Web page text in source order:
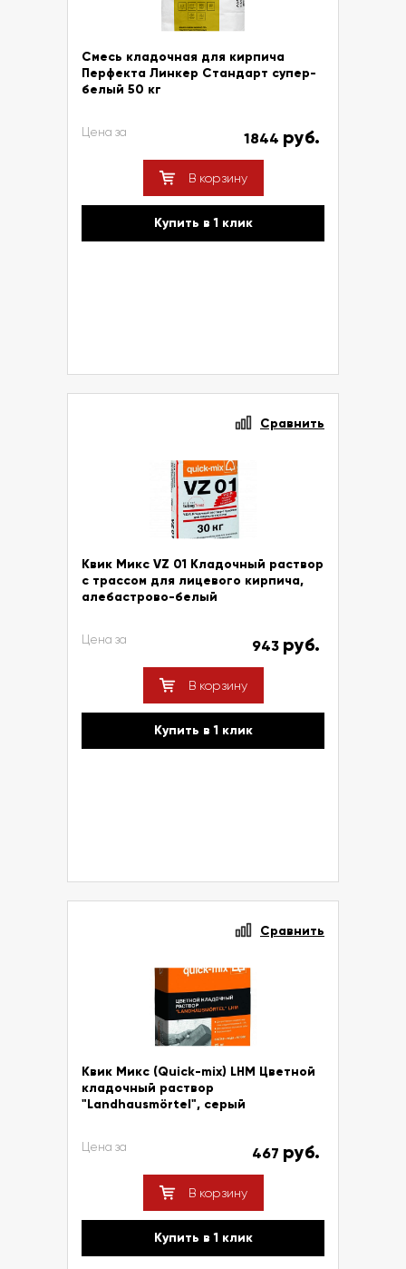
Смесь кладочная для кирпича
Перфекта Линкер Стандарт супер-
белый 50 кг
Цена за 1844 руб.
В корзину
Купить в 1 клик
Сравнить
Квик Микс VZ 01 Кладочный раствор
с трассом для лицевого кирпича,
алебастрово-белый
Цена за 943 руб.
В корзину
Купить в 1 клик
Сравнить
Квик Микс (Quick-mix) LHM Цветной
кладочный раствор
"Landhausmörtel", серый
Цена за 467 руб.
В корзину
Купить в 1 клик